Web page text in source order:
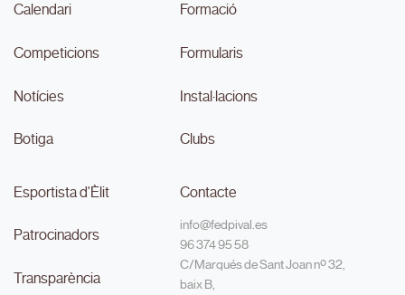
Calendari
Competicions
Notícies
Botiga
Formació
Formularis
Instal·lacions
Clubs
Esportista d'Èlit
Patrocinadors
Transparència
Contacte
info@fedpival.es
96 374 95 58
C/Marqués de Sant Joan nº 32,
baix B,